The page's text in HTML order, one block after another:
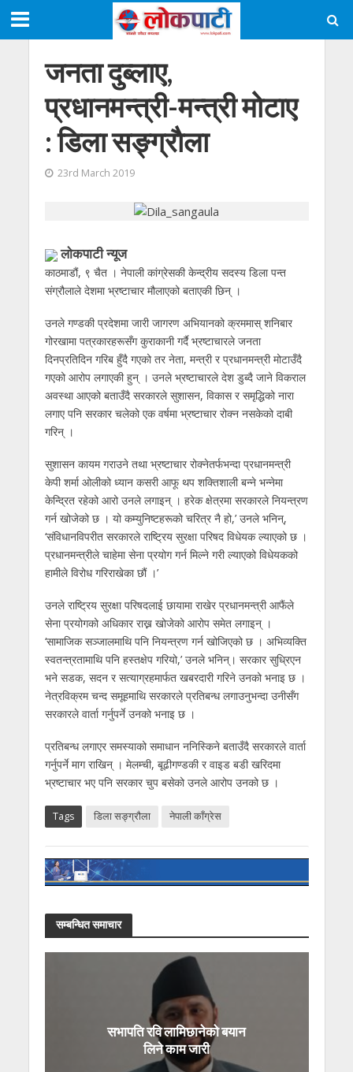
जनता दुब्लाए,
प्रधानमन्त्री-मन्त्री माेटाए
: डिला सङ्ग्राैला
23rd March 2019
लाेकपाटी न्यूज
काठमाडौं, ९ चैत । नेपाली कांग्रेसकी केन्द्रीय सदस्य डिला पन्त
संग्रौलाले देशमा भ्रष्टाचार मौलाएको बताएकी छिन् ।
उनले गण्डकी प्रदेशमा जारी जागरण अभियानको क्रममास् शनिबार
गोरखामा पत्रकारहरूसँग कुराकानी गर्दै भ्रष्टाचारले जनता
दिनप्रतिदिन गरिब हुँदै गएको तर नेता, मन्त्री र प्रधानमन्त्री मोटाउँदै
गएको आरोप लगाएकी हुन् । उनले भ्रष्टाचारले देश डुब्दै जाने विकराल
अवस्था आएको बताउँदै सरकारले सुशासन, विकास र समृद्धिको नारा
लगाए पनि सरकार चलेको एक वर्षमा भ्रष्टाचार रोक्न नसकेको दाबी
गरिन् ।
सुशासन कायम गराउने तथा भ्रष्टाचार रोक्नेतर्फभन्दा प्रधानमन्त्री
केपी शर्मा ओलीको ध्यान कसरी आफू थप शक्तिशाली बन्ने भन्नेमा
केन्द्रित रहेको आरो उनले लगाइन् । हरेक क्षेत्रमा सरकारले नियन्त्रण
गर्न खोजेको छ । यो कम्युनिष्टहरूको चरित्र नै हो,’ उनले भनिन्,
‘संविधानविपरीत सरकारले राष्ट्रिय सुरक्षा परिषद विधेयक ल्याएको छ ।
प्रधानमन्त्रीले चाहेमा सेना प्रयोग गर्न मिल्ने गरी ल्याएको विधेयकको
हामीले विरोध गरिराखेका छौं ।’
उनले राष्ट्रिय सुरक्षा परिषदलाई छायामा राखेर प्रधानमन्त्री आफैंले
सेना प्रयोगको अधिकार राख्न खोजेको आरोप समेत लगाइन् ।
‘सामाजिक सञ्जालमाथि पनि नियन्त्रण गर्न खोजिएको छ । अभिव्यक्ति
स्वतन्त्रतामाथि पनि हस्तक्षेप गरियो,’ उनले भनिन्। सरकार सुध्रिएन
भने सडक, सदन र सत्याग्रहमार्फत खबरदारी गरिने उनको भनाइ छ ।
नेत्रविक्रम चन्द समूहमाथि सरकारले प्रतिबन्ध लगाउनुभन्दा उनीसँग
सरकारले वार्ता गर्नुपर्ने उनको भनाइ छ ।
प्रतिबन्ध लगाएर समस्याको समाधान ननिस्किने बताउँदै सरकारले वार्ता
गर्नुपर्ने माग राखिन् । मेलम्ची, बूढीगण्डकी र वाइड बडी खरिदमा
भ्रष्टाचार भए पनि सरकार चुप बसेको उनले आरोप उनको छ ।
Tags डिला सङ्ग्राैला नेपाली काँग्रेस
सम्बन्धित समाचार
सभापति रवि लामिछानेको बयान
लिने काम जारी